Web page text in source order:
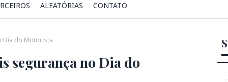
ALEATÓRIAS CONTATO
Dia do Motorista
segurança no Dia do